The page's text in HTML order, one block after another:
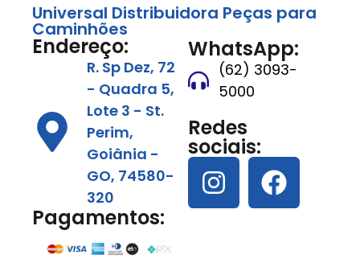
Universal Distribuidora Peças para
Caminhões
Endereço:
R. Sp Dez, 72
- Quadra 5,
Lote 3 - St.
Perim,
Goiânia -
GO, 74580-
320
Pagamentos:
WhatsApp:
(62) 3093-
5000
Redes
sociais: